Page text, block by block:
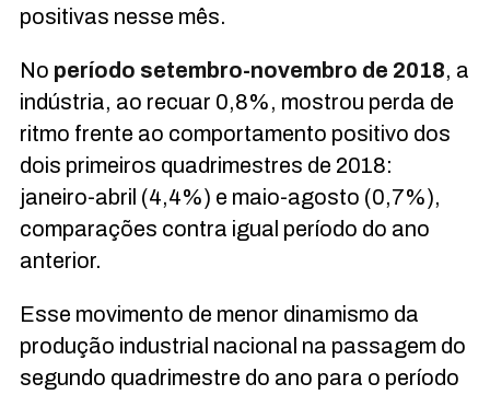
positivas nesse mês.
No período setembro-novembro de 2018, a
indústria, ao recuar 0,8%, mostrou perda de
ritmo frente ao comportamento positivo dos
dois primeiros quadrimestres de 2018:
janeiro-abril (4,4%) e maio-agosto (0,7%),
comparações contra igual período do ano
anterior.
Esse movimento de menor dinamismo da
produção industrial nacional na passagem do
segundo quadrimestre do ano para o período